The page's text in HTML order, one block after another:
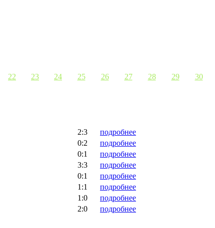
22 23 24 25 26 27 28 29 30
2:3
подробнее
0:2
подробнее
0:1
подробнее
3:3
подробнее
0:1
подробнее
1:1
подробнее
1:0
подробнее
2:0 подробнее